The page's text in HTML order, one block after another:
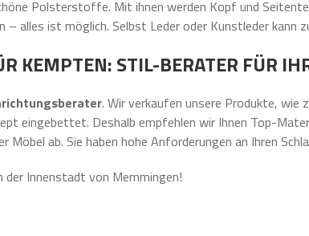
Polsterstoffe. Mit ihnen werden Kopf und
– alles ist möglich. Selbst Leder oder Kunstleder
KEMPTEN: STIL-BERATER FÜR
. Wir verkaufen unsere Produkte, wie
eingebettet. Deshalb empfehlen wir Ihnen Top-
Möbel ab. Sie haben hohe Anforderungen an Ihren
der Innenstadt von Memmingen!